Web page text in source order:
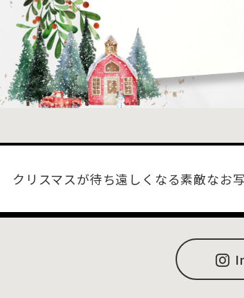
クリスマスが待ち遠しくなる素敵なお